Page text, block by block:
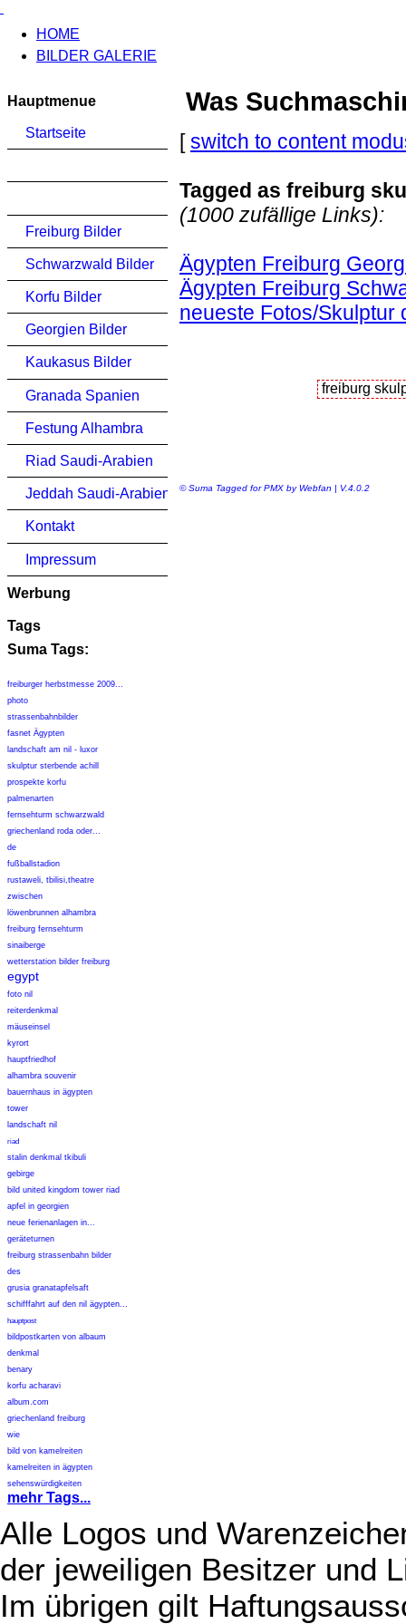
HOME
BILDER GALERIE
Hauptmenue
Startseite
Freiburg Bilder
Schwarzwald Bilder
Korfu Bilder
Georgien Bilder
Kaukasus Bilder
Granada Spanien
Festung Alhambra
Riad Saudi-Arabien
Jeddah Saudi-Arabien
Kontakt
Impressum
Werbung
Tags
Suma Tags:
freiburger herbstmesse 2009...
photo
strassenbahnbilder
fasnet Ägypten
landschaft am nil - luxor
skulptur sterbende achill
prospekte korfu
palmenarten
fernsehturm schwarzwald
griechenland roda oder...
de
fußballstadion
rustaweli, tbilisi,theatre
zwischen
löwenbrunnen alhambra
freiburg fernsehturm
sinaiberge
wetterstation bilder freiburg
egypt
foto nil
reiterdenkmal
mäuseinsel
kyrort
hauptfriedhof
alhambra souvenir
bauernhaus in ägypten
tower
landschaft nil
riad
stalin denkmal tkibuli
gebirge
bild united kingdom tower riad
apfel in georgien
neue ferienanlagen in...
geräteturnen
freiburg strassenbahn bilder
des
grusia granatapfelsaft
schifffahrt auf den nil ägypten...
hauptpost
bildpostkarten von albaum
denkmal
benary
korfu acharavi
album.com
griechenland freiburg
wie
bild von kamelreiten
kamelreiten in ägypten
sehenswürdigkeiten
mehr Tags...
Was
[switch to content
Tagged as freiburg
(1000 zufällige Links):
Ägypten Freiburg
Ägypten Freiburg
neueste Fotos/Skulptur
© Suma Tagged for PMX by Webfan | V.4.0.2
Alle Logos und
der jeweiligen Besitzer und
Im übrigen gilt